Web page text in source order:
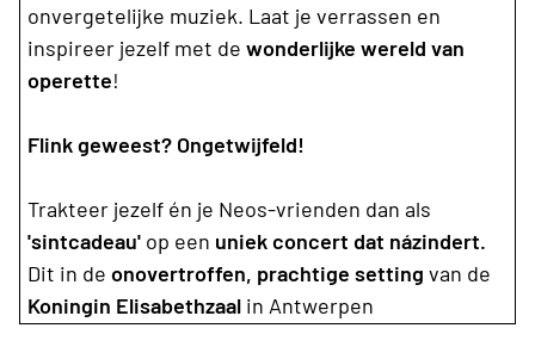
onvergetelijke muziek. Laat je verrassen en
inspireer jezelf met de wonderlijke wereld van
operette!
Flink geweest? Ongetwijfeld!
Trakteer jezelf én je Neos-vrienden dan als
'sintcadeau' op een uniek concert dat názindert.
Dit in de onovertroffen, prachtige setting van de
Koningin Elisabethzaal in Antwerpen